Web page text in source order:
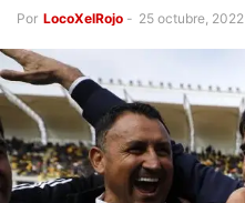
Por LocoXelRojo - 25 octubre, 2022